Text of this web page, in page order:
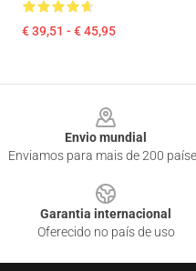
€ 39,51 - € 45,95
Envio mundial
Enviamos para mais de 200
Garantia internacional
Oferecido no país de uso